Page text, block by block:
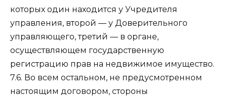
которых один находится у Учредителя
управления, второй — у Доверительного
управляющего, третий — в органе,
осуществляющем государственную
регистрацию прав на недвижимое имущество.
7.6. Во всем остальном, не предусмотренном
настоящим договором, стороны